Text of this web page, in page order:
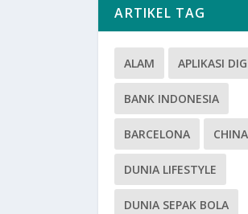
ARTIKEL TAG
ALAM APLIKASI
BANK INDONESIA
BARCELONA CHINA
DUNIA LIFESTYLE
DUNIA SEPAK BOLA